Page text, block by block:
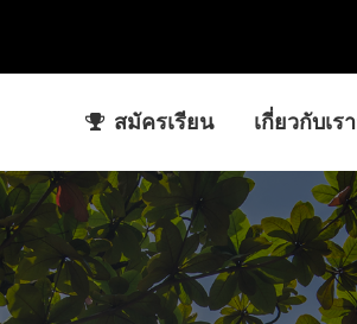
สมัครเรียน เกี่ยวกับเรา